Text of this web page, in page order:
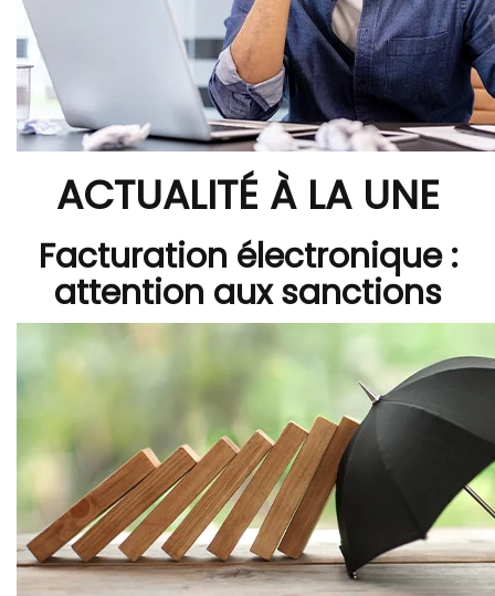
ACTUALITÉ À LA UNE
Facturation électronique :
attention aux sanctions